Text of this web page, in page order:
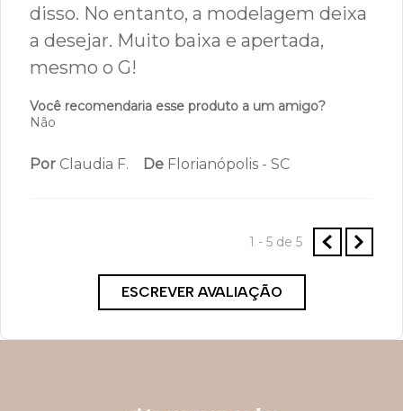
disso. No entanto, a modelagem deixa
a desejar. Muito baixa e apertada,
mesmo o G!
Você recomendaria esse produto a um amigo?
Não
Por Claudia F. De Florianópolis - SC
1 - 5 de 5
ESCREVER AVALIAÇÃO